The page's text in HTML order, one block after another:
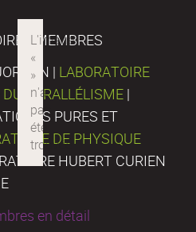
MEMBRES
| LABORATOIRE
PARALLÉLISME |
PURES ET
DE PHYSIQUE
HUBERT CURIEN
en détail